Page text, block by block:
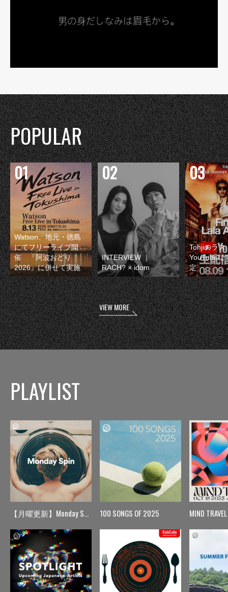
POPULAR
Watson、地元・徳島
にてフリーライブ開
催 『阿波おどり
2026』に併せて実施
INTERVIEW ｜
RACH? × idom
Tohjiのラス
YouTubeに
定
VIEW MORE
PLAYLIST
【月曜更新】Monday Spin 100 SONGS OF 2025 MIND TRAVEL